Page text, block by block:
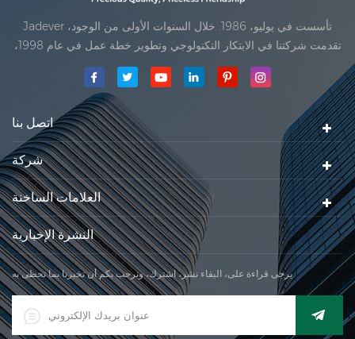
Jadever تأسست في يوليو، 1986. خلال السنوات الأولى من الوجود،
تقدمت شركتنا في الابتكار التكنولوجي وتطوير خطة عمل في عام 1998،
حققت شركتنا هدف الجودة الرئيسية، متى تلقت أول منتجاتنا موافقة من
مقياس المحدودةكان تأسيس تقع من
اتصل بنا
شركة
العلامات الساخنة
النشرة الإخبارية
يرجى قراءة على، البقاء نشر، اشترك، ونرحب بكم أن تخبرنا بما تحظى به.